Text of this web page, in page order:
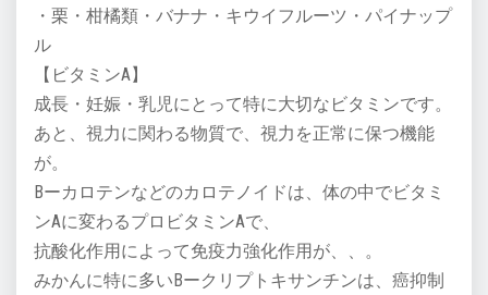
・栗・柑橘類・バナナ・キウイフルーツ・パイナップ
ル
【ビタミンA】
成長・妊娠・乳児にとって特に大切なビタミンです。
あと、視力に関わる物質で、視力を正常に保つ機能
が。
Bーカロテンなどのカロテノイドは、体の中でビタミ
ンAに変わるプロビタミンAで、
抗酸化作用によって免疫力強化作用が、、。
みかんに特に多いBークリプトキサンチンは、癌抑制